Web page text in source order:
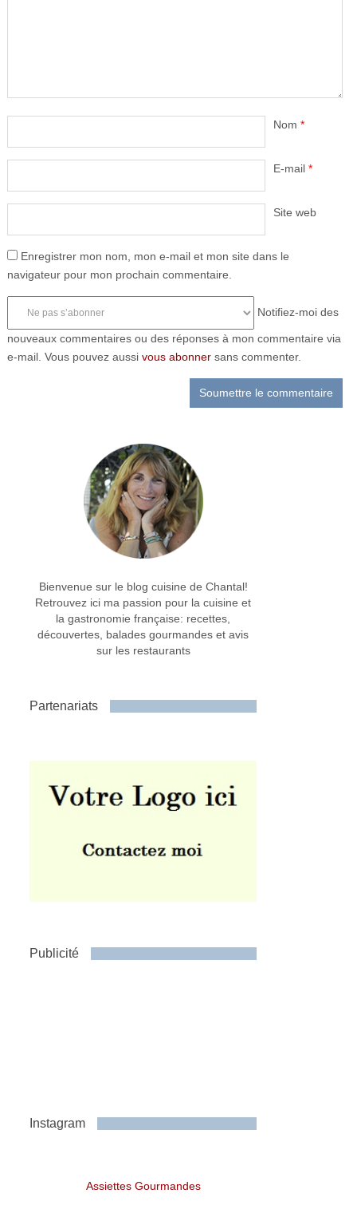
Nom *
E-mail *
Site web
Enregistrer mon nom, mon e-mail et mon site dans le
navigateur pour mon prochain commentaire.
Notifiez-moi des
nouveaux commentaires ou des réponses à mon commentaire via
e-mail. Vous pouvez aussi vous abonnersans commenter.
Bienvenue sur le blog cuisine de Chantal!
Retrouvez ici ma passion pour la cuisine et
la gastronomie française: recettes,
découvertes, balades gourmandes et avis
sur les restaurants
Partenariats
Publicité
Instagram
Assiettes Gourmandes